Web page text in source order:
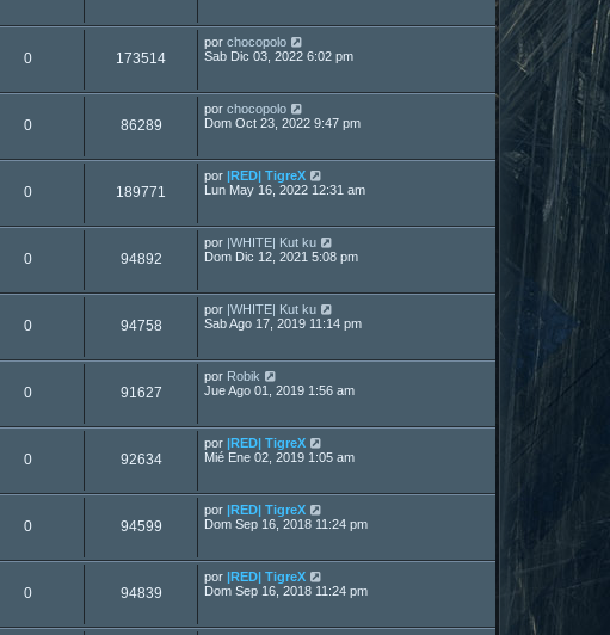
0 173514
por chocopolo
Sab Dic 03, 2022 6:02 pm
0 86289
por chocopolo
Dom Oct 23, 2022 9:47 pm
0 189771
por
|RED| TigreX
Lun May 16, 2022 12:31 am
0 94892
por |WHITE| Kut ku
Dom Dic 12, 2021 5:08 pm
0 94758
por |WHITE| Kut ku
Sab Ago 17, 2019 11:14 pm
0 91627
por Robik
Jue Ago 01, 2019 1:56 am
0 92634
por
|RED| TigreX
Mié Ene 02, 2019 1:05 am
0 94599
por
|RED| TigreX
Dom Sep 16, 2018 11:24 pm
0 94839
por
|RED| TigreX
Dom Sep 16, 2018 11:24 pm